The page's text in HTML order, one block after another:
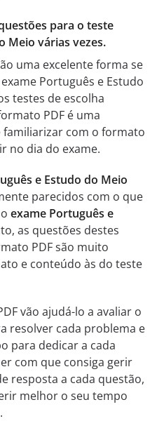
para o teste
Meio várias vezes.
uma excelente forma se
Português e Estudo
testes de escolha
PDF é uma
familiarizar com o formato
no dia do exame.
e Estudo do Meio
parecidos com o que
exame Português e
as questões destes
PDF são muito
e conteúdo às do teste
vão ajudá-lo a avaliar o
resolver cada problema e
para dedicar a cada
com que consiga gerir
resposta a cada questão,
melhor o seu tempo